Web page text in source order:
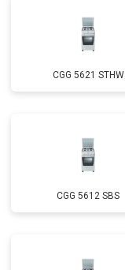
CGG 5621 STHW
CGG 5612 SBS